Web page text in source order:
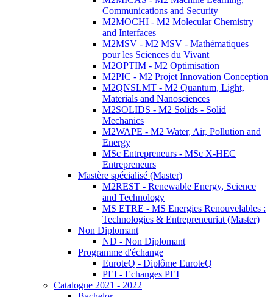
Communications and Security
M2MOCHI - M2 Molecular Chemistry
and Interfaces
M2MSV - M2 MSV - Mathématiques
pour les Sciences du Vivant
M2OPTIM - M2 Optimisation
M2PIC - M2 Projet Innovation Conception
M2QNSLMT - M2 Quantum, Light,
Materials and Nanosciences
M2SOLIDS - M2 Solids - Solid
Mechanics
M2WAPE - M2 Water, Air, Pollution and
Energy
MSc Entrepreneurs - MSc X-HEC
Entrepreneurs
Mastère spécialisé (Master)
M2REST - Renewable Energy, Science
and Technology
MS ETRE - MS Energies Renouvelables :
Technologies & Entrepreneuriat (Master)
Non Diplomant
ND - Non Diplomant
Programme d'échange
EuroteQ - Diplôme EuroteQ
PEI - Echanges PEI
Catalogue 2021 - 2022